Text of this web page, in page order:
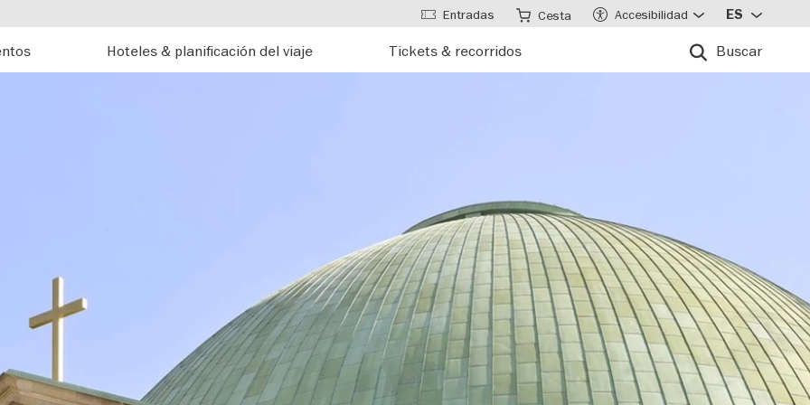
Hoteles & planificación del viaje Tickets & recorridos Buscar
Entradas Cesta Accesibilidad ES